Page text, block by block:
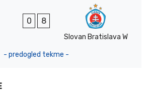
0 8
Slovan Bratislava W
- predogled tekme -